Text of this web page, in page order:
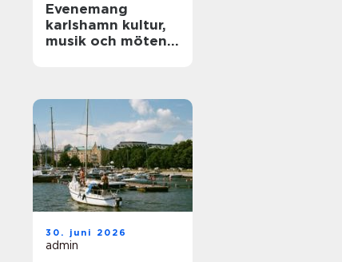
Evenemang
karlshamn kultur,
musik och möten
30. juni 2026
admin